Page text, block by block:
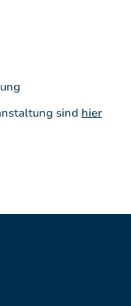
sind hier